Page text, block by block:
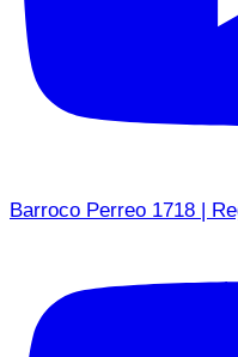
Barroco Perreo 1718 |